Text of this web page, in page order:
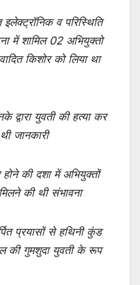
इलेक्ट्रॉनिक व परिस्थिति
में शामिल 02 अभियुक्तो
किशोर को लिया था
द्वारा युवती की हत्या कर
जानकारी
की दशा में अभियुक्तों
की थी संभावना
प्रयासों से हथिनी कुंड
की गुमशुदा युवती के रूप